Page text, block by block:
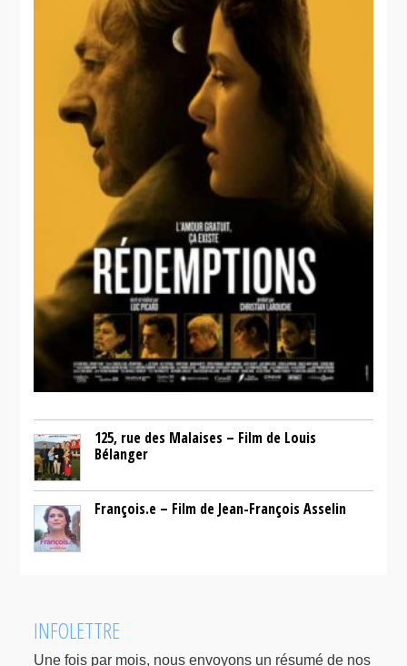
125, rue des Malaises – Film de Louis
Bélanger
François.e – Film de Jean-François Asselin
INFOLETTRE
Une fois par mois, nous envoyons un résumé de nos